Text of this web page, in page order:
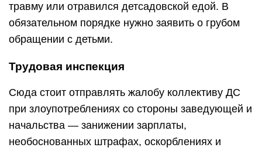
травму или отравился детсадовской едой. В
обязательном порядке нужно заявить о грубом
обращении с детьми.
Трудовая инспекция
Сюда стоит отправлять жалобу коллективу ДС
при злоупотреблениях со стороны заведующей и
начальства — занижении зарплаты,
необоснованных штрафах, оскорблениях и